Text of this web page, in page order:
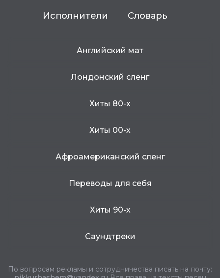
Исполнители Словарь
Английский мат
Лондонский сленг
Хиты 80-х
Хиты 00-х
Афроамериканский сленг
Переводы для себя
Хиты 90-х
Саундтреки
По вопросам рекламы и сотрудничества писать на почту: